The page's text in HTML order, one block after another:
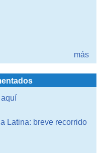
más
Latina: breve recorrido